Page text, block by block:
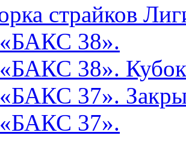
страйков
38».
38».
37».
37».